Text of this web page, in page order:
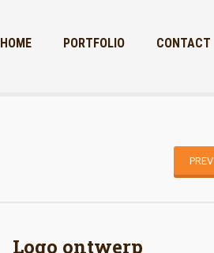
HOME PORTFOLIO CONTACT
PREV
Logo ontwerp